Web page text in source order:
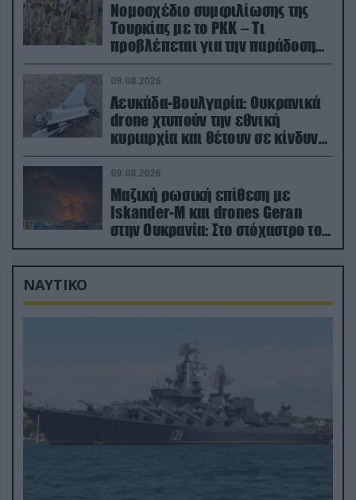
Νομοσχέδιο συμφιλίωσης της
Τουρκίας με το ΡΚΚ – Τι
προβλέπεται για την παράδοση
των όπλων
09.08.2026
Λευκάδα-Βουλγαρία: Ουκρανικά
drone χτυπούν την εθνική
κυριαρχία και θέτουν σε κίνδυνο
οικονομίες χωρών του ΝΑΤΟ
09.08.2026
Μαζική ρωσική επίθεση με
Iskander-M και drones Geran
στην Ουκρανία: Στο στόχαστρο το
εργοστάσιο των Flamingo
ΝΑΥΤΙΚΟ